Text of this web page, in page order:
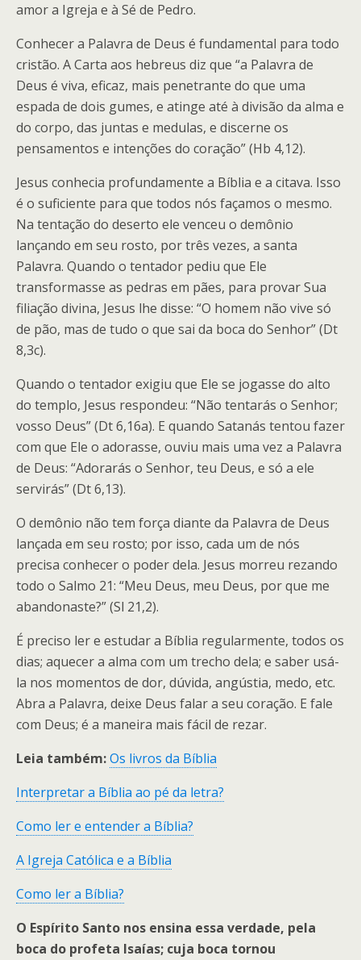
amor a Igreja e à Sé de Pedro.
Conhecer a Palavra de Deus é fundamental para todo
cristão. A Carta aos hebreus diz que “a Palavra de
Deus é viva, eficaz, mais penetrante do que uma
espada de dois gumes, e atinge até à divisão da alma e
do corpo, das juntas e medulas, e discerne os
pensamentos e intenções do coração” (Hb 4,12).
Jesus conhecia profundamente a Bíblia e a citava. Isso
é o suficiente para que todos nós façamos o mesmo.
Na tentação do deserto ele venceu o demônio
lançando em seu rosto, por três vezes, a santa
Palavra. Quando o tentador pediu que Ele
transformasse as pedras em pães, para provar Sua
filiação divina, Jesus lhe disse: “O homem não vive só
de pão, mas de tudo o que sai da boca do Senhor” (Dt
8,3c).
Quando o tentador exigiu que Ele se jogasse do alto
do templo, Jesus respondeu: “Não tentarás o Senhor;
vosso Deus” (Dt 6,16a). E quando Satanás tentou fazer
com que Ele o adorasse, ouviu mais uma vez a Palavra
de Deus: “Adorarás o Senhor, teu Deus, e só a ele
servirás” (Dt 6,13).
O demônio não tem força diante da Palavra de Deus
lançada em seu rosto; por isso, cada um de nós
precisa conhecer o poder dela. Jesus morreu rezando
todo o Salmo 21: “Meu Deus, meu Deus, por que me
abandonaste?” (Sl 21,2).
É preciso ler e estudar a Bíblia regularmente, todos os
dias; aquecer a alma com um trecho dela; e saber usá-
la nos momentos de dor, dúvida, angústia, medo, etc.
Abra a Palavra, deixe Deus falar a seu coração. E fale
com Deus; é a maneira mais fácil de rezar.
Leia também:Os livros da Bíblia
Interpretar a Bíblia ao pé da letra?
Como ler e entender a Bíblia?
A Igreja Católica e a Bíblia
Como ler a Bíblia?
O Espírito Santo nos ensina essa verdade, pela
boca do profeta Isaías; cuja boca tornou